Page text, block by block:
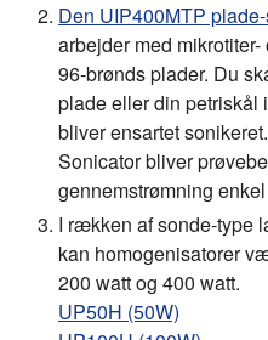
Den UIP400MTP
arbejder med
96-brønds plader. Du
plade eller din petriskål
bliver ensartet
Sonicator bliver
gennemstrømning
I rækken af sonde-type
kan homogenisatorer
200 watt og 400 watt.
UP50H (50W)